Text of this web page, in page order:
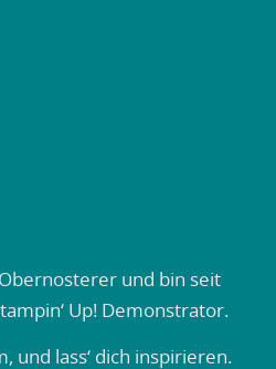
und bin seit
Up! Demonstrator.
und lass‘ dich inspirieren.